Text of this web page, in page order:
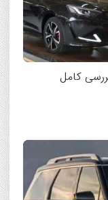
معرفی و بررسی کامل